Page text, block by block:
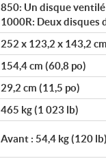
850: Un disque
1000R: Deux disques
252 x 123,2 x 143,2
154,4 cm (60,8 po)
29,2 cm (11,5 po)
465 kg (1 023 lb)
Avant : 54,4 kg (120